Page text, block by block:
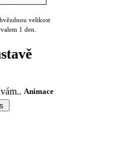
velikost
1 den.
Animace